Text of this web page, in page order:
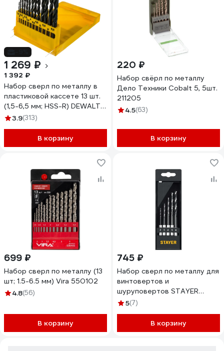
1 269 ₽
1 392 ₽
Набор сверл по металлу в
пластиковой кассете 13 шт.
(1,5-6,5 мм; HSS-R) DEWALT
DT 5912
3.9(313)
В корзину
220 ₽
Набор свёрл по металлу
Дело Техники Cobalt 5, 5шт.
211205
4.5(63)
В корзину
699 ₽
Набор сверл по металлу (13
шт; 1.5-6.5 мм) Vira 550102
4.8(56)
В корзину
745 ₽
Набор сверл по металлу для
винтовертов и
шуруповертов STAYER
Impact Ready НЕХ-1/4, 5 шт
5(7)
В корзину